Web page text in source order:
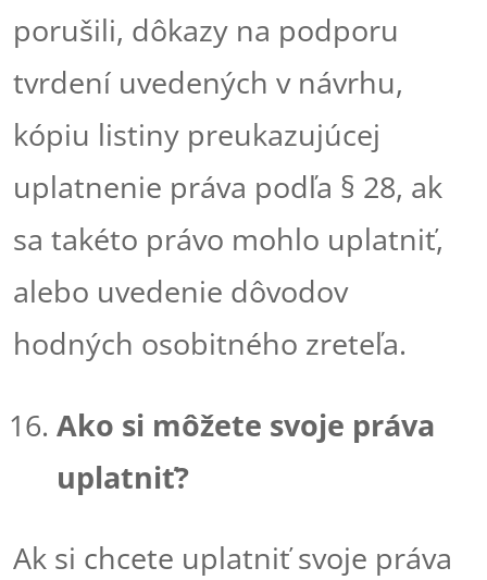
porušili, dôkazy na podporu
tvrdení uvedených v návrhu,
kópiu listiny preukazujúcej
uplatnenie práva podľa § 28, ak
sa takéto právo mohlo uplatniť,
alebo uvedenie dôvodov
hodných osobitného zreteľa.
Ako si môžete svoje práva
uplatniť?
Ak si chcete uplatniť svoje práva